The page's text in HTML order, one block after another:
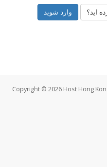
اید؟
Copyright © 2026 Host Hong